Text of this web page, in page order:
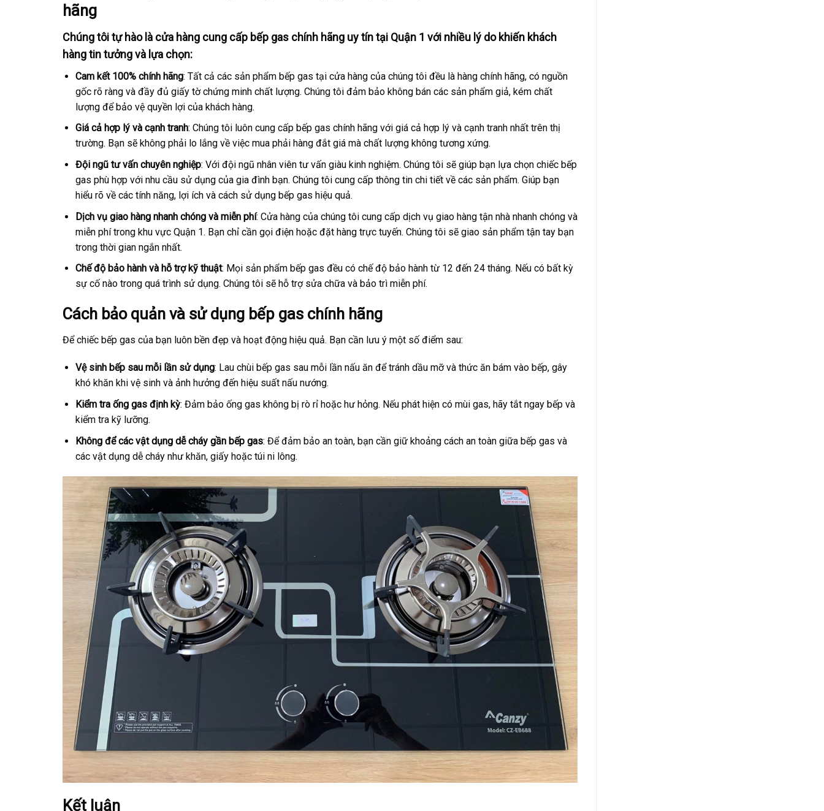
hãng
Chúng tôi tự hào là cửa hàng cung cấp bếp gas chính hãng uy tín tại Quận 1 với nhiều lý do khiến khách
hàng tin tưởng và lựa chọn:
Cam kết 100% chính hãng: Tất cả các sản phẩm bếp gas tại cửa hàng của chúng tôi đều là hàng chính hãng, có nguồn
gốc rõ ràng và đầy đủ giấy tờ chứng minh chất lượng. Chúng tôi đảm bảo không bán các sản phẩm giả, kém chất
lượng để bảo vệ quyền lợi của khách hàng.
Giá cả hợp lý và cạnh tranh: Chúng tôi luôn cung cấp bếp gas chính hãng với giá cả hợp lý và cạnh tranh nhất trên thị
trường. Bạn sẽ không phải lo lắng về việc mua phải hàng đắt giá mà chất lượng không tương xứng.
Đội ngũ tư vấn chuyên nghiệp: Với đội ngũ nhân viên tư vấn giàu kinh nghiệm. Chúng tôi sẽ giúp bạn lựa chọn chiếc bếp
gas phù hợp với nhu cầu sử dụng của gia đình bạn. Chúng tôi cung cấp thông tin chi tiết về các sản phẩm. Giúp bạn
hiểu rõ về các tính năng, lợi ích và cách sử dụng bếp gas hiệu quả.
Dịch vụ giao hàng nhanh chóng và miễn phí: Cửa hàng của chúng tôi cung cấp dịch vụ giao hàng tận nhà nhanh chóng và
miễn phí trong khu vực Quận 1. Bạn chỉ cần gọi điện hoặc đặt hàng trực tuyến. Chúng tôi sẽ giao sản phẩm tận tay bạn
trong thời gian ngắn nhất.
Chế độ bảo hành và hỗ trợ kỹ thuật: Mọi sản phẩm bếp gas đều có chế độ bảo hành từ 12 đến 24 tháng. Nếu có bất kỳ
sự cố nào trong quá trình sử dụng. Chúng tôi sẽ hỗ trợ sửa chữa và bảo trì miễn phí.
Cách bảo quản và sử dụng bếp gas chính hãng
Để chiếc bếp gas của bạn luôn bền đẹp và hoạt động hiệu quả. Bạn cần lưu ý một số điểm sau:
Vệ sinh bếp sau mỗi lần sử dụng: Lau chùi bếp gas sau mỗi lần nấu ăn để tránh dầu mỡ và thức ăn bám vào bếp, gây
khó khăn khi vệ sinh và ảnh hưởng đến hiệu suất nấu nướng.
Kiểm tra ống gas định kỳ: Đảm bảo ống gas không bị rò rỉ hoặc hư hỏng. Nếu phát hiện có mùi gas, hãy tắt ngay bếp và
kiểm tra kỹ lưỡng.
Không để các vật dụng dễ cháy gần bếp gas: Để đảm bảo an toàn, bạn cần giữ khoảng cách an toàn giữa bếp gas và
các vật dụng dễ cháy như khăn, giấy hoặc túi ni lông.
Kết luận